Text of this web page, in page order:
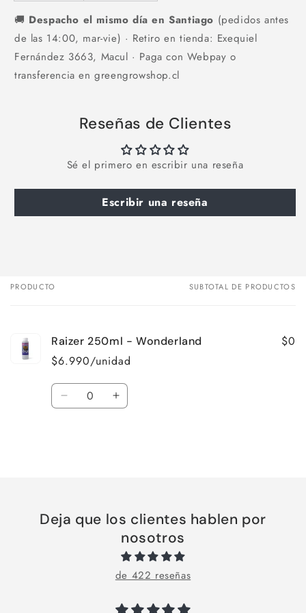
🚚 Despacho el mismo día en Santiago (pedidos antes
de las 14:00, mar-vie) · Retiro en tienda: Exequiel
Fernández 3663, Macul · Paga con Webpay o
transferencia en greengrowshop.cl
Reseñas de Clientes
Sé el primero en escribir una reseña
Escribir una reseña
Tu
PRODUCTO SUBTOTAL DE PRODUCTOS
Raizer 250ml - Wonderland
$6.990/unidad
$0
Cantidad
Reducir
Aumentar
Deja que los clientes hablen por
nosotros
de 422 reseñas